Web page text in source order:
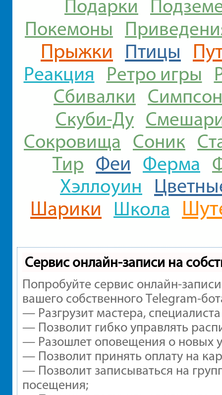
Подарки
Покемоны
Прыжки Птицы
Реакция Ретро игры
Сбивалки
Скуби-Ду
Сокровища Соник
Тир Феи Ферма
Хэллоуин
Шарики Школа
Сервис онлайн-записи на
Попробуйте сервис онлайн-
вашего собственного Telegram-
— Разгрузит мастера,
— Позволит гибко управлять
— Разошлет оповещения о новых
— Позволит принять оплату на
— Позволит записываться на
посещения;